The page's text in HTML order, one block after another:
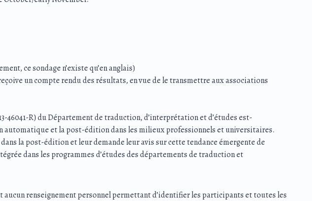
ce sondage n’existe qu’en anglais)
un compte rendu des résultats, en vue de le transmettre aux associations
46041-R) du Département de traduction, d’interprétation et d’études est-
automatique et la post-édition dans les milieux professionnels et universitaires.
la post-édition et leur demande leur avis sur cette tendance émergente de
dans les programmes d’études des départements de traduction et
renseignement personnel permettant d’identifier les participants et toutes les